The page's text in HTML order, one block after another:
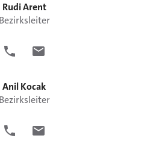
RudiArent
Bezirksleiter
AnilKocak
Bezirksleiter